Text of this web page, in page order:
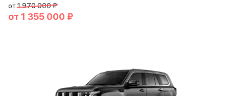
от1 970 000 ₽
от 1 355 000 ₽